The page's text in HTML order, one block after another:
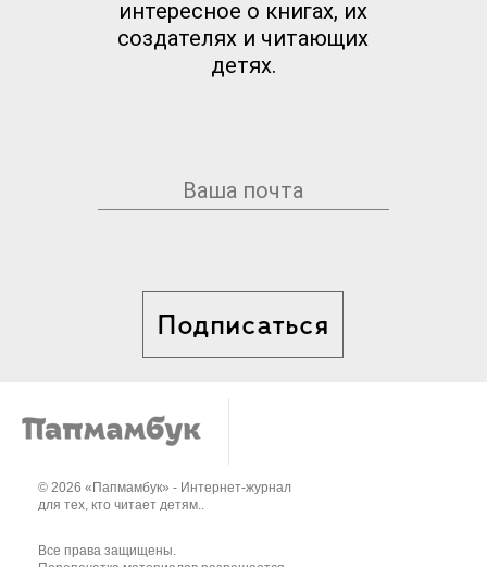
интересное о книгах, их
создателях и читающих
детях.
Подписаться
© 2026 «Папмамбук» - Интернет-журнал
для тех, кто читает детям..
Все права защищены.